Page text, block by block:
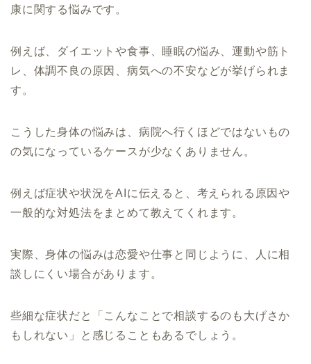
康に関する悩みです。
例えば、ダイエットや食事、睡眠の悩み、運動や筋ト
レ、体調不良の原因、病気への不安などが挙げられま
す。
こうした身体の悩みは、病院へ行くほどではないもの
の気になっているケースが少なくありません。
例えば症状や状況をAIに伝えると、考えられる原因や
一般的な対処法をまとめて教えてくれます。
実際、身体の悩みは恋愛や仕事と同じように、人に相
談しにくい場合があります。
些細な症状だと「こんなことで相談するのも大げさか
もしれない」と感じることもあるでしょう。